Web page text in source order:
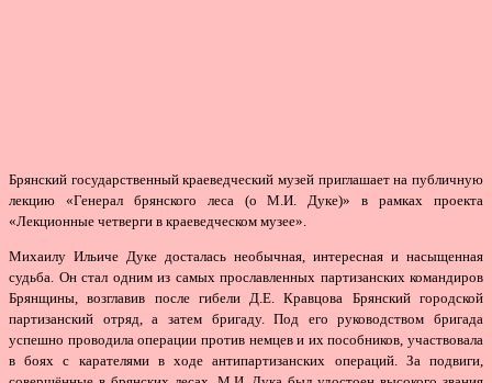
Брянский государственный краеведческий музей приглашает на публичную
лекцию «Генерал брянского леса (о М.И. Дуке)» в рамках проекта
«Лекционные четверги в краеведческом музее».
Михаилу Ильиче Дуке досталась необычная, интересная и насыщенная
судьба. Он стал одним из самых прославленных партизанских командиров
Брянщины, возглавив после гибели Д.Е. Кравцова Брянский городской
партизанский отряд, а затем бригаду. Под его руководством бригада
успешно проводила операции против немцев и их пособников, участвовала
в боях с карателями в ходе антипартизанских операций. За подвиги,